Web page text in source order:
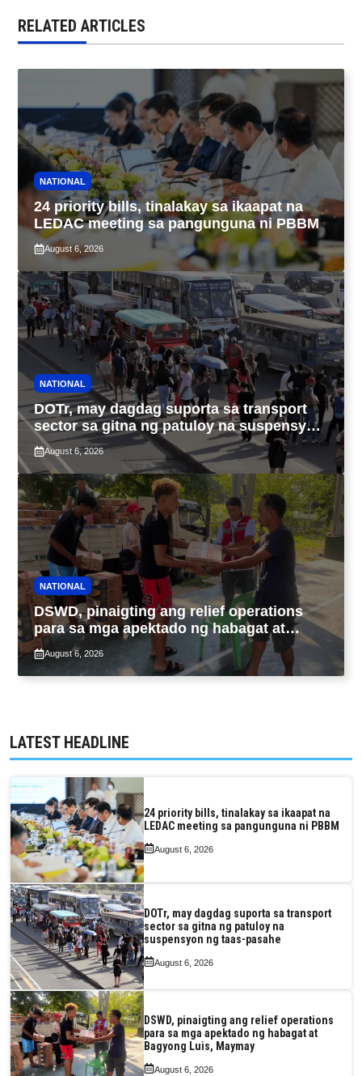
RELATED ARTICLES
NATIONAL
24 priority bills, tinalakay sa ikaapat na
LEDAC meeting sa pangunguna ni PBBM
August 6, 2026
NATIONAL
DOTr, may dagdag suporta sa transport
sector sa gitna ng patuloy na suspensyon
ng taas-pasahe
August 6, 2026
NATIONAL
DSWD, pinaigting ang relief operations
para sa mga apektado ng habagat at
Bagyong Luis, Maymay
August 6, 2026
LATEST HEADLINE
24 priority bills, tinalakay sa ikaapat na
LEDAC meeting sa pangunguna ni PBBM
August 6, 2026
DOTr, may dagdag suporta sa transport
sector sa gitna ng patuloy na
suspensyon ng taas-pasahe
August 6, 2026
DSWD, pinaigting ang relief operations
para sa mga apektado ng habagat at
Bagyong Luis, Maymay
August 6, 2026